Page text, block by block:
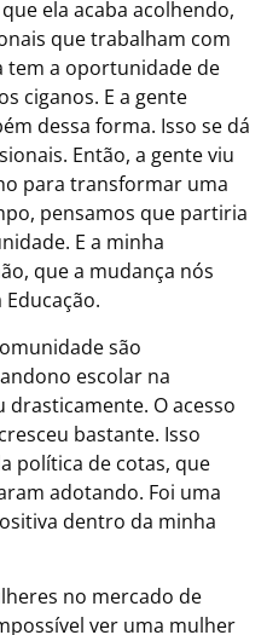
ela acaba acolhendo,
que trabalham com
tem a oportunidade de
ciganos. E a gente
dessa forma. Isso se dá
Então, a gente viu
para transformar uma
pensamos que partiria
E a minha
que a mudança nós
são
escolar na
O acesso
bastante. Isso
política de cotas, que
adotando. Foi uma
dentro da minha
no mercado de
ver uma mulher